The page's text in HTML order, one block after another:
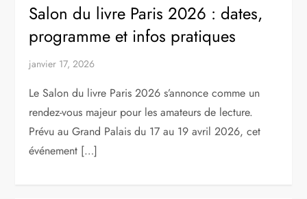
Salon du livre Paris 2026 : dates,
programme et infos pratiques
janvier 17, 2026
Le Salon du livre Paris 2026 s’annonce comme un
rendez-vous majeur pour les amateurs de lecture.
Prévu au Grand Palais du 17 au 19 avril 2026, cet
événement […]